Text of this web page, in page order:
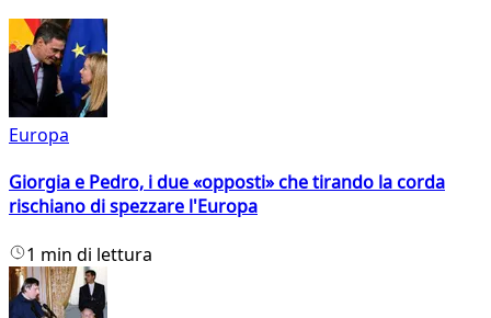
Europa
Giorgia e Pedro, i due «opposti» che tirando la corda
rischiano di spezzare l'Europa
1 min di lettura